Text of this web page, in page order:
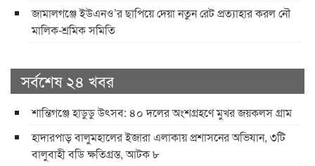
জামালগঞ্জে ইউএনও’র ছাপিয়ে দেয়া নতুন রেট প্রত্যাহার করল নৌ
মালিক-শ্রমিক সমিতি
সর্বশেষ ২৪ খবর
শান্তিগঞ্জে হাডুডু উৎসব: ৪০ দলের অংশগ্রহণে মুখর জয়কলস গ্রাম
হাদারপাড় বালুমহালের ইজারা এলাকায় প্রশাসনের অভিযান, ৩টি
বালুবাহী বডি ক্ষতিগ্রস্ত, আটক ৮